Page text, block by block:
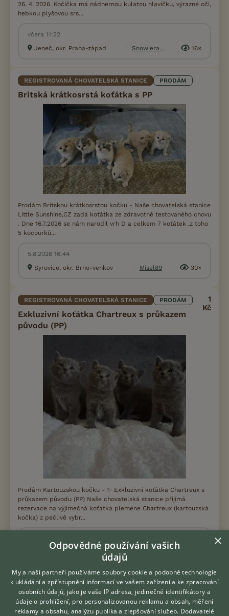
26. 4. 2026. Kočička má nádhernou kulatou hlavičku, výrazné oči,
hebkou plyšovou srs...
včera 11:22
Jeneč, okr. Praha-západ
Snowiera... 16×
REGISTROVANÁ CHOVATELSKÁ STANICE PRODÁM
Britská krátkosrstá koťátka s PP
Prodám Britskou krátkosrstou kočku - Naše chovatelská stanice
Little Sunshine,CZ zadá koťátka ze zdravotně testovaného chovu
. Dne 16.7.2026 se nám narodil vrh D a celkem 7 koťátek ,z toho
5 kocourků...
5.8.2026 16:44
Syrovice, okr. Brno-venkov
Misel89 30×
REGISTROVANÁ CHOVATELSKÁ STANICE PRODÁM
Exkluzivní koťátka Chartreux s průkazem
původu (PP)
1
Kč
Prodám Kartouzskou kočku - ✨ Exkluzivní koťátka Chartreux s
průkazem původu (PP) Naše chovatelská stanice přijímá
rezervace na výjimečná koťátka plemene Chartreux (kartouzská
kočka) z pečlivě vybr...
Chomutov, okr. Chomutov
REGISTROVANÁ CHOVATELSKÁ STANICE
NABÍZÍM K ADOPCI
Kocourek Macek hledá nový domov
×
Odpovědné používání vašich
údajů
My a naši partneři používáme soubory cookie a podobné technologie
k ukládání a zpřístupnění informací ve vašem zařízení a ke zpracování
osobních údajů, jako je vaše IP adresa, jedinečné identifikátory a
údaje o prohlížení, pro personalizovanou reklamu a obsah, měření
reklamy a obsahu, analýzu publika a zlepšování služeb. Dodavatelé